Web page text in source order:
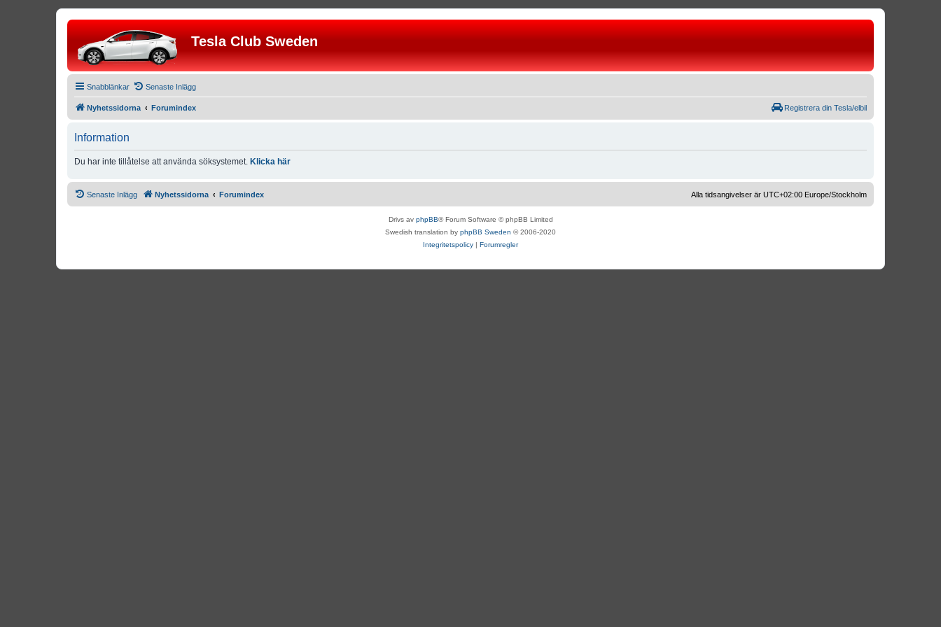
Tesla Club Sweden
Snabblänkar Senaste Inlägg
Nyhetssidorna Forumindex Registrera din Tesla/elbil
Information
Du har inte tillåtelse att använda söksystemet. Klicka här
Senaste Inlägg Nyhetssidorna Forumindex Alla tidsangivelser är UTC+02:00 Europe/Stockholm
Drivs av phpBB® Forum Software © phpBB Limited
Swedish translation by phpBB Sweden © 2006-2020
Integritetspolicy | Forumregler